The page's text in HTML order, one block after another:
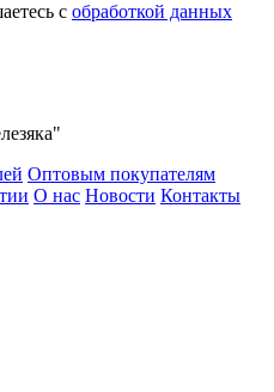
с обработкой данных
Оптовым покупателям
О нас Новости Контакты